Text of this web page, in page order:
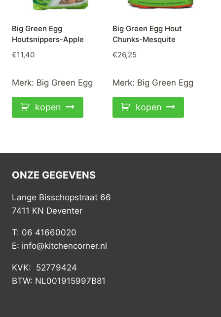
Big Green Egg
Houtsnippers-Apple
€11,40
Merk: Big Green Egg
kopen
Big Green Egg Hout
Chunks-Mesquite
€26,25
Merk: Big Green Egg
kopen
ONZE GEGEVENS
Lange Bisschopstraat 66
7411 KN Deventer
T: 06 41660020
E: info@kitchencorner.nl
KVK: 52779424
BTW: NL001915997B81